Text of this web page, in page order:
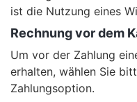
ist die Nutzung eines
Rechnung vor dem
Um vor der Zahlung
erhalten, wählen Sie
Zahlungsoption.